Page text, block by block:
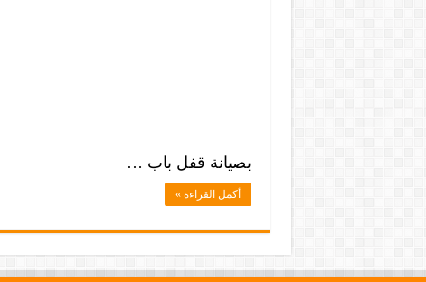
بصيانة قفل باب …
أكمل القراءة »